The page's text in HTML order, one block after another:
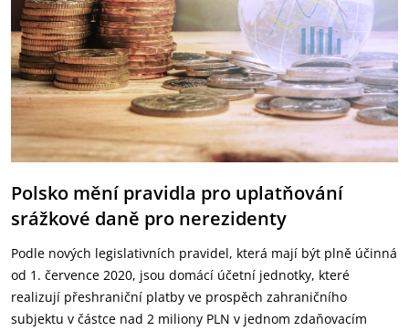
Polsko mění pravidla pro uplatňování
srážkové daně pro nerezidenty
Podle nových legislativních pravidel, která mají být plně účinná
od 1. července 2020, jsou domácí účetní jednotky, které
realizují přeshraniční platby ve prospěch zahraničního
subjektu v částce nad 2 miliony PLN v jednom zdaňovacím